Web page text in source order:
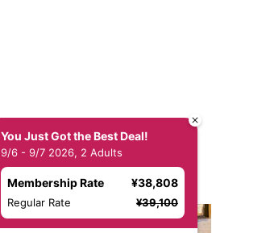
You Just Got the Best Deal!
9/6 - 9/7 2026, 2 Adults
Membership Rate ¥38,808
Regular Rate ¥39,100